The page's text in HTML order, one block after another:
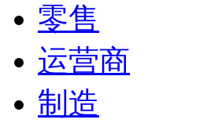
零售
运营商
制造